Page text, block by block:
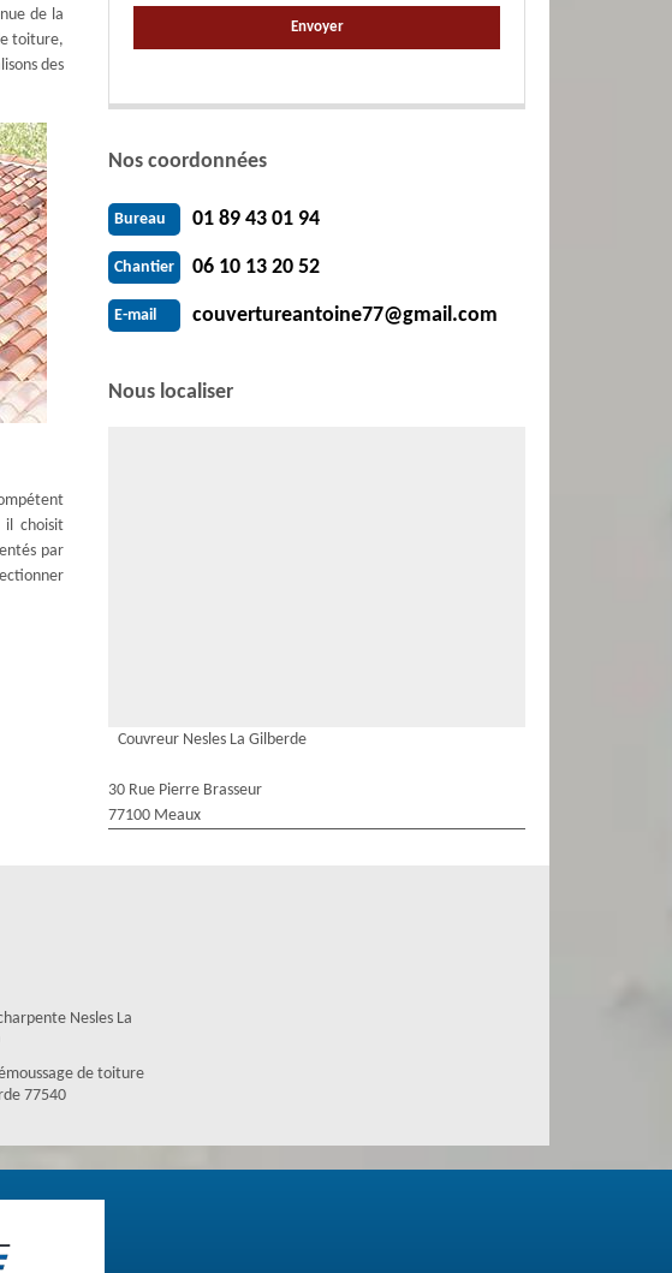
de la
toiture,
des
il choisit
par
les
avec
Nos coordonnées
Bureau 01 89 43 01 94
Chantier 06 10 13 20 52
E-mail couvertureantoine77@gmail.com
Nous localiser
Couvreur Nesles La Gilberde
30 Rue Pierre Brasseur
77100 Meaux
Nesles La
de toiture
77540